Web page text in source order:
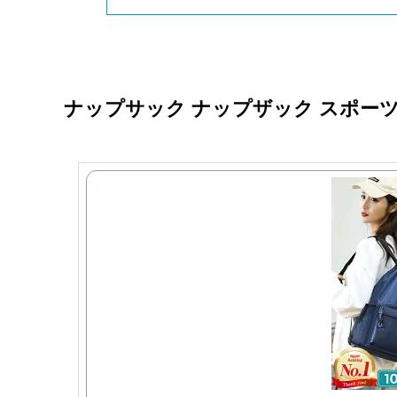
ナップサック ナップザック スポー